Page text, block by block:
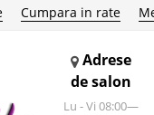
Cumpara in rate
Adrese
de salon
Lu - Vi 08:00—